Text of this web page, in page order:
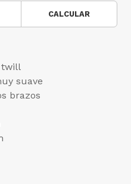
CALCULAR
twill
suave
brazos